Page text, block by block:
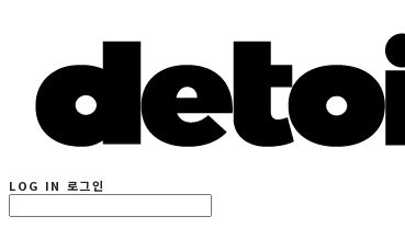
LOG IN 로그인